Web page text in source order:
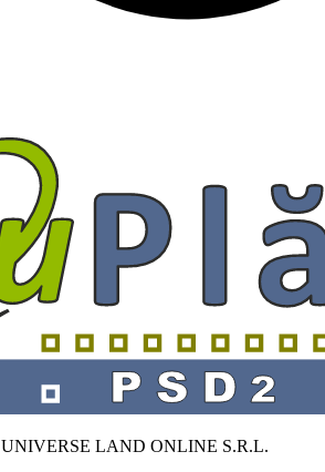
UNIVERSE LAND ONLINE S.R.L.